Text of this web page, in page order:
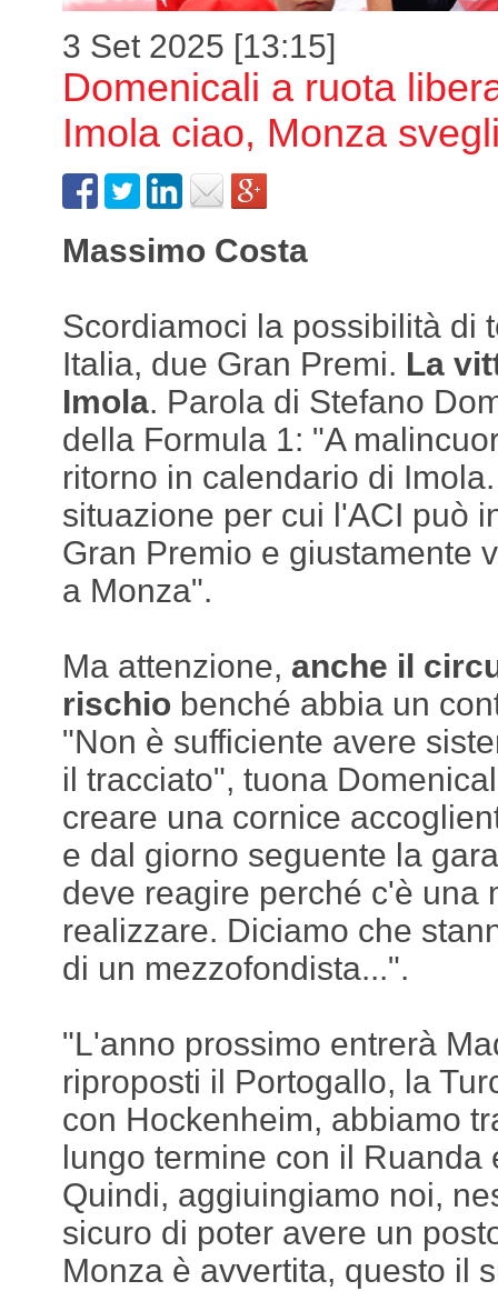
3 Set 2025 [13:15]
Domenicali a ruota
Imola ciao, Monza
Massimo Costa
Scordiamoci la possibilità di
Italia, due Gran Premi. La
Imola. Parola di Stefano
della Formula 1: "A
ritorno in calendario di
situazione per cui l'ACI può
Gran Premio e giustamente
a Monza".
Ma attenzione, anche il
rischio benché abbia un
"Non è sufficiente avere
il tracciato", tuona
creare una cornice
e dal giorno seguente la
deve reagire perché c'è una
realizzare. Diciamo che
di un mezzofondista...".
"L'anno prossimo entrerà
riproposti il Portogallo, la
con Hockenheim, abbiamo
lungo termine con il Ruanda
Quindi, aggiuingiamo noi,
sicuro di poter avere un
Monza è avvertita, questo il